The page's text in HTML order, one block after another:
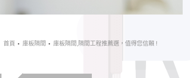
首頁
庫板隔間 庫板隔間,隔間工程推薦選，值得您信賴 !